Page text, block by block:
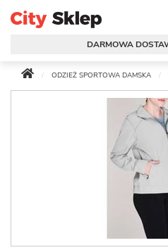
DARMOWA
ODZIEŻ SPORTOWA DAMSKA